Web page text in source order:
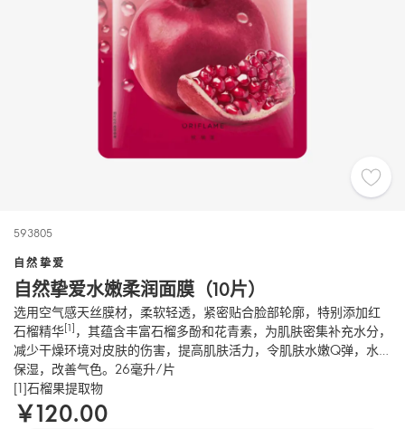
593805
自然挚爱
自然挚爱水嫩柔润面膜（10片）
选用空气感天丝膜材，柔软轻透，紧密贴合脸部轮廓，特别添加红
石榴精华[1] ，其蕴含丰富石榴多酚和花青素，为肌肤密集补充水分，
减少干燥环境对皮肤的伤害，提高肌肤活力，令肌肤水嫩Q弹，水润
保湿，改善气色。26毫升/片
[1]石榴果提取物
￥120.00